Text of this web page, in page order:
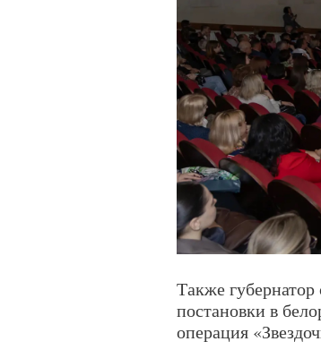
Также
постановки в
операция